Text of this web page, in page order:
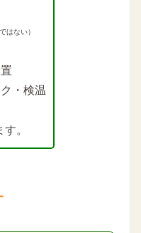
はない）
・検温
。